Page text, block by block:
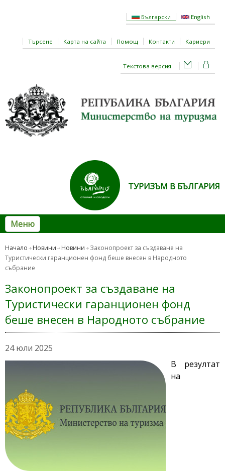
Български English
Търсене Карта на сайта Помощ Контакти Кариери
Текстова версия
ТУРИЗЪМ В БЪЛГАРИЯ
Меню
Начало Новини Новини
Законопроект за създаване на
Туристически гаранционен фонд беше внесен в Народното
събрание
Законопроект за създаване на
Туристически гаранционен фонд
беше внесен в Народното събрание
24 юли 2025
В резултат
на